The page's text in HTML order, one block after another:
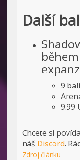
Další
9
9.99
Chcete si
náš Discord.
Zdroj článku